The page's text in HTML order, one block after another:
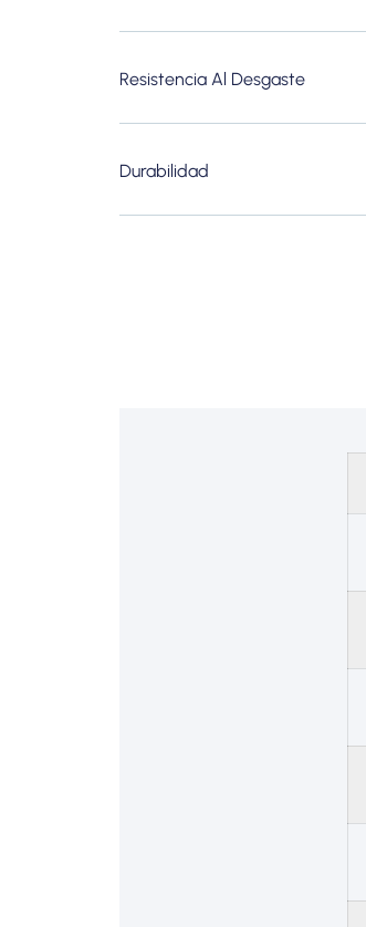
Resistencia Al Desgaste
Durabilidad